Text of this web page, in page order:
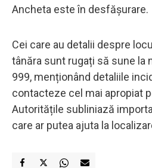
Ancheta este în desfășurare.
Cei care au detalii despre
tânăra sunt rugați să sune la
999, menționând detaliile
contacteze cel mai apropiat
Autoritățile subliniază
care ar putea ajuta la